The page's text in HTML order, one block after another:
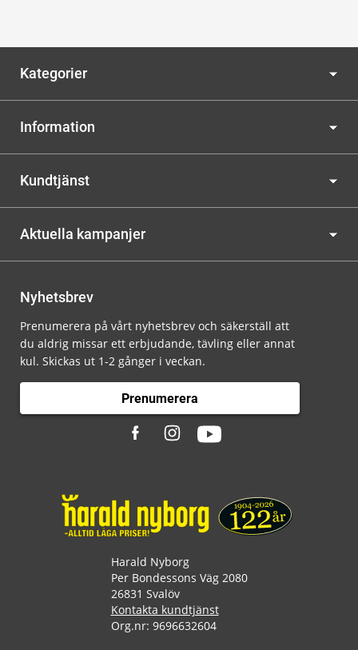
Kategorier
Information
Kundtjänst
Aktuella kampanjer
Nyhetsbrev
Prenumerera på vårt nyhetsbrev och säkerställ att
du aldrig missar ett erbjudande, tävling eller annat
kul. Skickas ut 1-2 gånger i veckan.
Prenumerera
Harald Nyborg
Per Bondessons Väg 2080
26831 Svalöv
Kontakta kundtjänst
Org.nr: 9696632604